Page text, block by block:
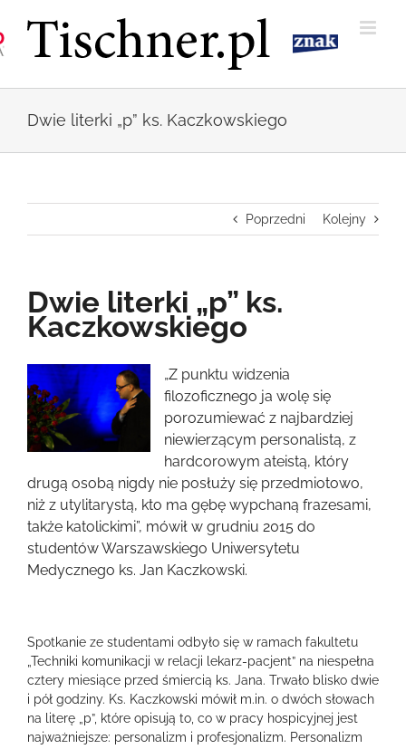
zawartości
Dwie literki „p” ks. Kaczkowskiego
Poprzedni Kolejny
Dwie literki „p” ks.
Kaczkowskiego
Pokaż
większy
obrazek
„Z punktu widzenia
filozoficznego ja wolę się
porozumiewać z najbardziej
niewierzącym personalistą, z
hardcorowym ateistą, który
drugą osobą nigdy nie posłuży się przedmiotowo,
niż z utylitarystą, kto ma gębę wypchaną frazesami,
także katolickimi”, mówił w grudniu 2015 do
studentów Warszawskiego Uniwersytetu
Medycznego ks. Jan Kaczkowski.
Spotkanie ze studentami odbyło się w ramach fakultetu
„Techniki komunikacji w relacji lekarz-pacjent” na niespełna
cztery miesiące przed śmiercią ks. Jana. Trwało blisko dwie
i pół godziny. Ks. Kaczkowski mówił m.in. o dwóch słowach
na literę „p”, które opisują to, co w pracy hospicyjnej jest
najważniejsze: personalizm i profesjonalizm. Personalizm